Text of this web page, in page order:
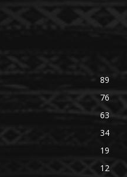
89
76
63
34
19
12